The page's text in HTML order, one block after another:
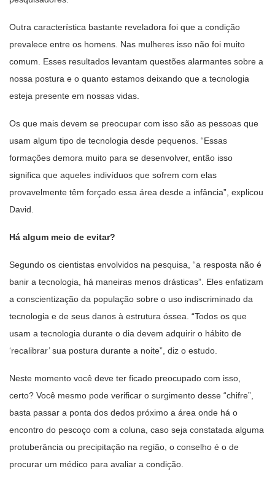
Outra característica bastante reveladora foi que a condição
prevalece entre os homens. Nas mulheres isso não foi muito
comum. Esses resultados levantam questões alarmantes sobre a
nossa postura e o quanto estamos deixando que a tecnologia
esteja presente em nossas vidas.
Os que mais devem se preocupar com isso são as pessoas que
usam algum tipo de tecnologia desde pequenos. “Essas
formações demora muito para se desenvolver, então isso
significa que aqueles indivíduos que sofrem com elas
provavelmente têm forçado essa área desde a infância”, explicou
David.
Há algum meio de evitar?
Segundo os cientistas envolvidos na pesquisa, “a resposta não é
banir a tecnologia, há maneiras menos drásticas”. Eles enfatizam
a conscientização da população sobre o uso indiscriminado da
tecnologia e de seus danos à estrutura óssea. “Todos os que
usam a tecnologia durante o dia devem adquirir o hábito de
‘recalibrar’ sua postura durante a noite”, diz o estudo.
Neste momento você deve ter ficado preocupado com isso,
certo? Você mesmo pode verificar o surgimento desse “chifre”,
basta passar a ponta dos dedos próximo a área onde há o
encontro do pescoço com a coluna, caso seja constatada alguma
protuberância ou precipitação na região, o conselho é o de
procurar um médico para avaliar a condição.